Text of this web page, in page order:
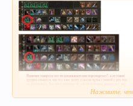
Ты прям опроверг все наши
Нажмите,